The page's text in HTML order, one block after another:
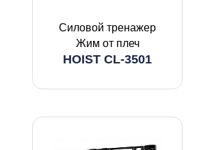
Силовой тренажер
Жим от плеч
HOIST CL-3501